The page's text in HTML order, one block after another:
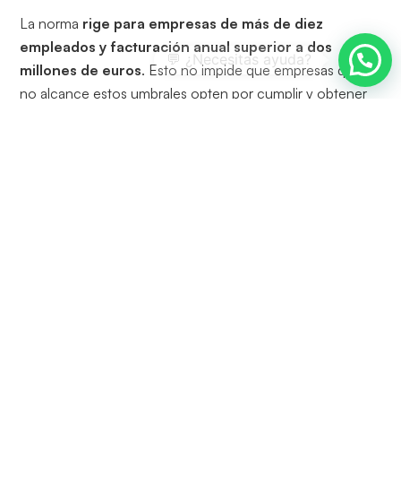
La norma rige para empresas de más de diez
empleados y facturación anual superior a dos
millones de euros. Esto no impide que empresas que
no alcance estos umbrales opten por cumplir y obtener